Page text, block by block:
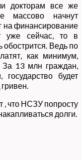
докторам все же
массово начнут
на финансирование
уже сейчас, то в
Ведь по
как минимум,
13 млн граждан,
будет
, что НСЗУ попросту
долги.